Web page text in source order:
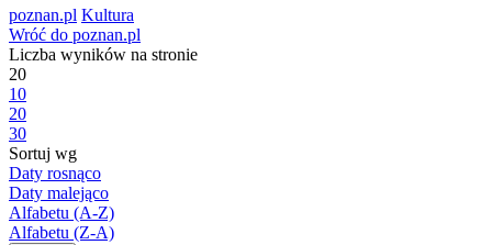
poznan.pl Kultura
Wróć do poznan.pl
Liczba wyników na stronie
20
10
20
30
Sortuj wg
Daty rosnąco
Daty malejąco
Alfabetu (A-Z)
Alfabetu (Z-A)